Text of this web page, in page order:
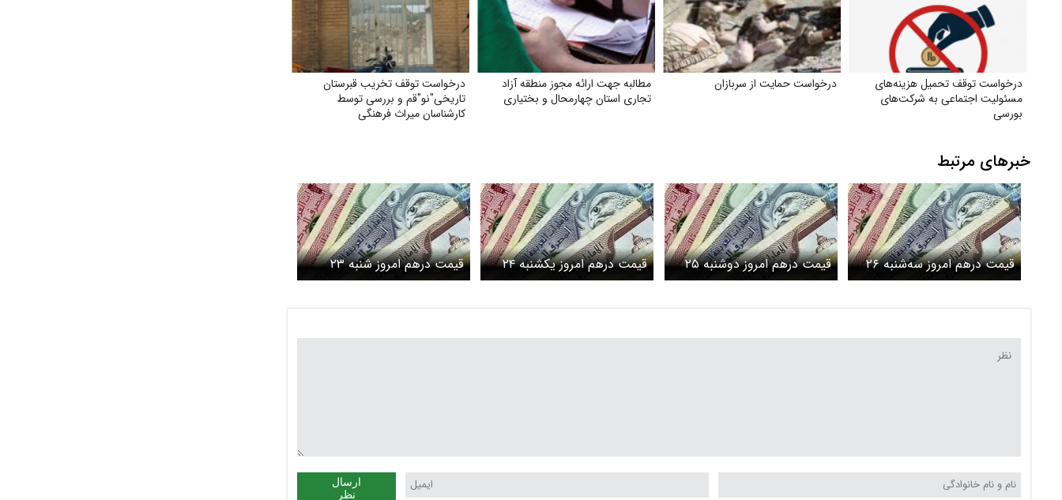
درخواست توقف تحمیل هزینه‌های
مسئولیت اجتماعی به شرکت‌های
بورسی
درخواست حمایت از سربازان
مطالبه جهت ارائه مجوز منطقه آزاد
تجاری استان چهارمحال و بختیاری
درخواست توقف تخریب قبرستان
تاریخی"نو"قم و بررسی توسط
کارشناسان میراث فرهنگی
خبرهای مرتبط
قیمت درهم امروز سه‌شنبه ۲۶
خرداد ۱۴۰۵/کاهش قیمت درهم
قیمت درهم امروز دوشنبه ۲۵
خرداد ۱۴۰۵/افزایش قیمت
قیمت درهم امروز یکشنبه ۲۴
خرداد ۱۴۰۵/افزایش قیمت
قیمت درهم امروز شنبه ۲۳
خرداد ۱۴۰۵/کاهش قیمت درهم
ارسال
نظر